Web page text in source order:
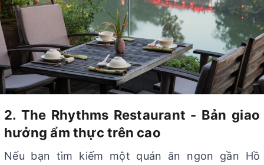
2. The Rhythms Restaurant - Bản giao
hưởng ẩm thực trên cao
Nếu bạn tìm kiếm một quán ăn ngon gần Hồ